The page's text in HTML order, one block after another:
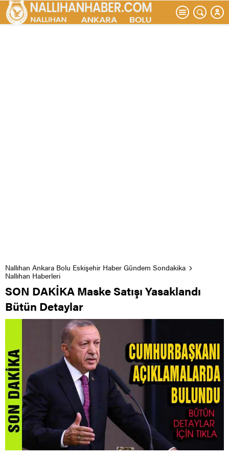
Nallıhan Ankara Bolu Eskişehir Haber Gündem Sondakika
Nallıhan Haberleri
SON DAKİKA Maske Satışı Yasaklandı
Bütün Detaylar